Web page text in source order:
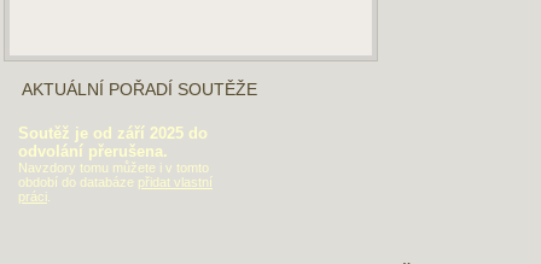
AKTUÁLNÍ POŘADÍ SOUTĚŽE
Soutěž je od září 2025 do
odvolání přerušena.
Navzdory tomu můžete i v tomto
období do databáze přidat vlastní
práci